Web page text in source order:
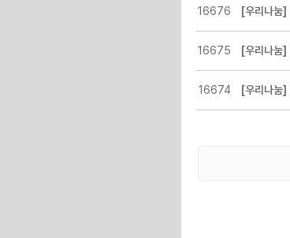
16676 [우리나눔]
16675 [우리나눔]
16674 [우리나눔]